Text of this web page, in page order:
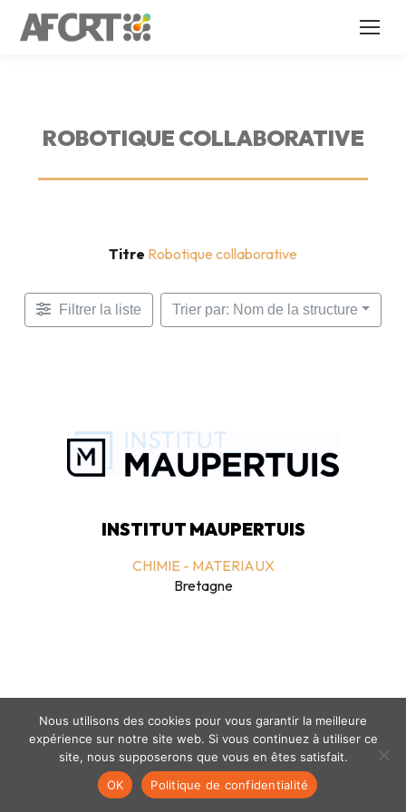
ROBOTIQUE COLLABORATIVE
Titre Robotique collaborative
Filtrer la liste Trier par: Nom de la structure
INSTITUT MAUPERTUIS
CHIMIE - MATERIAUX
Bretagne
Mentions légales- politique de confidentialité- © coclico 2026
Nous utilisons des cookies pour vous garantir la meilleure
expérience sur notre site web. Si vous continuez à utiliser ce
site, nous supposerons que vous en êtes satisfait.
OK
Politique de confidentialité